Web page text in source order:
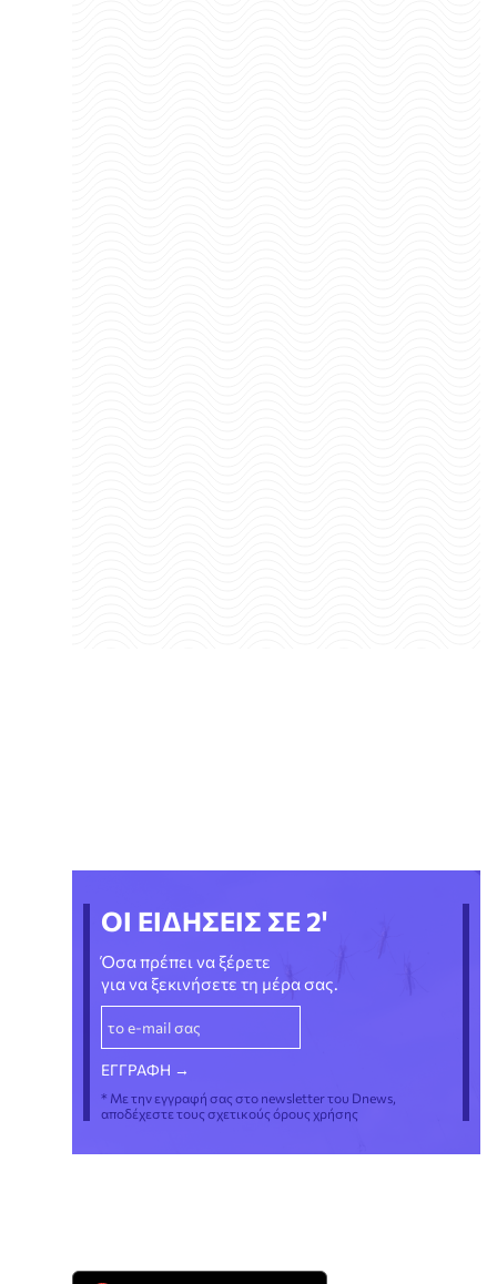
ΟΙ ΕΙΔΗΣΕΙΣ ΣΕ 2'
Όσα πρέπει να ξέρετε
για να ξεκινήσετε τη μέρα σας.
* Με την εγγραφή σας στο newsletter του Dnews,
αποδέχεστε τους σχετικούς όρους χρήσης